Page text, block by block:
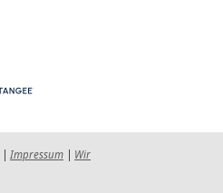
| Impressum | Wir